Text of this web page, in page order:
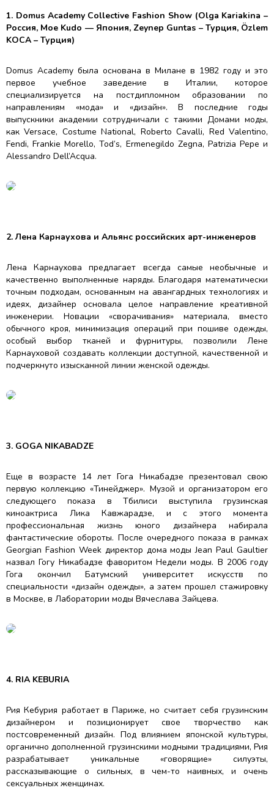
1. Domus Academy Collective Fashion Show (Olga Kariakina –
Россия, Moe Kudo — Япония, Zeynep Guntas – Турция, Özlem
KOCA – Турция)
Domus Academy была основана в Милане в 1982 году и это
первое учебное заведение в Италии, которое
специализируется на постдипломном образовании по
направлениям «мода» и «дизайн». В последние годы
выпускники академии сотрудничали с такими Домами моды,
как Versace, Costume National, Roberto Cavalli, Red Valentino,
Fendi, Frankie Morello, Tod’s, Ermenegildo Zegna, Patrizia Pepe и
Alessandro Dell’Acqua.
2. Лена Карнаухова и Альянс российских aрт-инженеров
Лена Карнаухова предлагает всегда самые необычные и
качественно выполненные наряды. Благодаря математически
точным подходам, основанным на авангардных технологиях и
идеях, дизайнер основала целое направление креативной
инженерии. Новации «сворачивания» материала, вместо
обычного кроя, минимизация операций при пошиве одежды,
особый выбор тканей и фурнитуры, позволили Лене
Карнауховой создавать коллекции доступной, качественной и
подчеркнуто изысканной линии женской одежды.
3. GOGA NIKABADZE
Еще в возрасте 14 лет Гога Никабадзе презентовал свою
первую коллекцию «Тинейджер». Музой и организатором его
следующего показа в Тбилиси выступила грузинская
киноактриса Лика Кавжарадзе, и с этого момента
профессиональная жизнь юного дизайнера набирала
фантастические обороты. После очередного показа в рамках
Georgian Fashion Week директор дома моды Jean Paul Gaultier
назвал Гогу Никабадзе фаворитом Недели моды. В 2006 году
Гога окончил Батумский университет искусств по
специальности «дизайн одежды», а затем прошел стажировку
в Москве, в Лаборатории моды Вячеслава Зайцева.
4. RIA KEBURIA
Рия Кебурия работает в Париже, но считает себя грузинским
дизайнером и позиционирует свое творчество как
постсовременный дизайн. Под влиянием японской культуры,
органично дополненной грузинскими модными традициями, Рия
разрабатывает уникальные «говорящие» силуэты,
рассказывающие о сильных, в чем-то наивных, и очень
сексуальных женщинах.